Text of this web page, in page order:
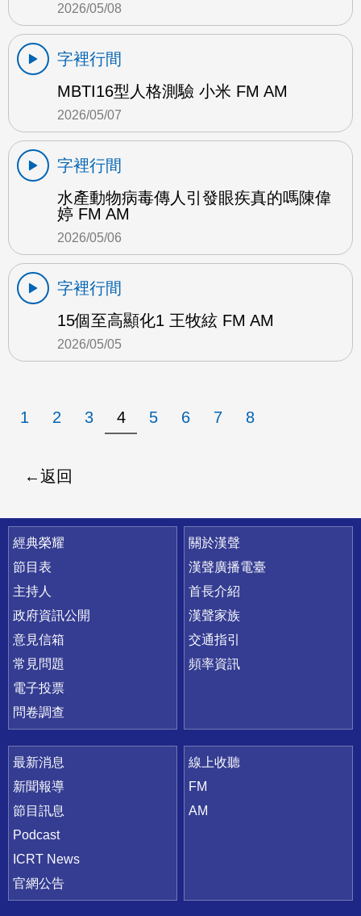
2026/05/08
字裡行間
MBTI16型人格測驗 小米 FM AM
2026/05/07
字裡行間
水產動物病毒傳人引發眼疾真的嗎陳偉
婷 FM AM
2026/05/06
字裡行間
15個至高顯化1 王牧絃 FM AM
2026/05/05
1 2 3 4 5 6 7 8
返回
快速連結
經典榮耀
節目表
主持人
政府資訊公開
意見信箱
常見問題
電子投票
問卷調查
關於漢聲
漢聲廣播電臺
首長介紹
漢聲家族
交通指引
頻率資訊
最新消息
新聞報導
節目訊息
Podcast
ICRT News
官網公告
線上收聽
FM
AM